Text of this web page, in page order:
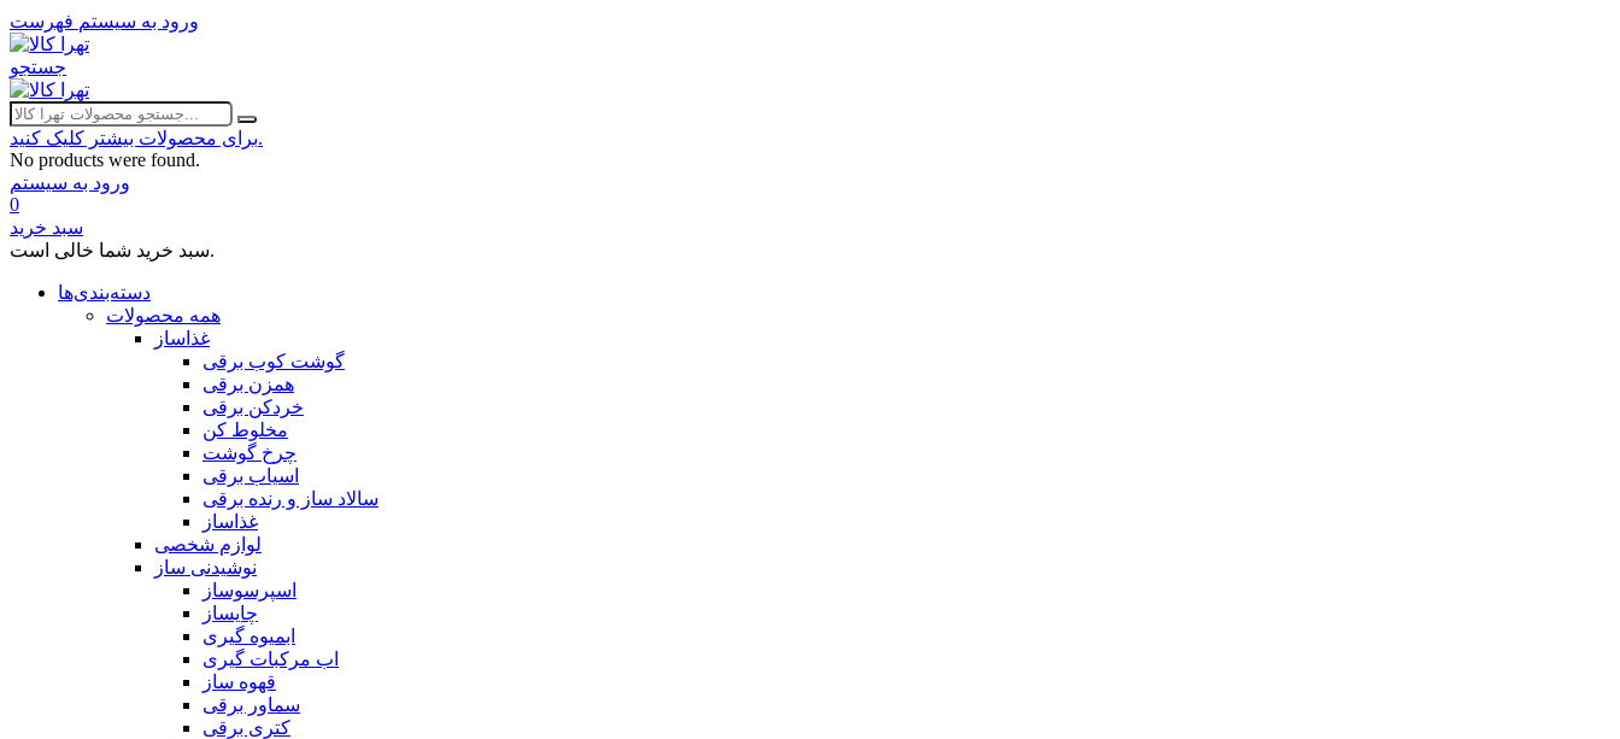
ورود به سیستم فهرست
جستجو
برای محصولات بیشتر کلیک کنید.
No products were found.
ورود به سیستم
0
سبد خرید
سبد خرید شما خالی است.
دسته‌بندی‌ها
همه محصولات
غذاساز
گوشت کوب برقی
همزن برقی
خردکن برقی
مخلوط کن
چرخ گوشت
اسیاب برقی
سالاد ساز و رنده برقی
غذاساز
لوازم شخصی
نوشیدنی ساز
اسپرسوساز
چایساز
ابمیوه گیری
اب مرکبات گیری
قهوه ساز
سماور برقی
کتری برقی